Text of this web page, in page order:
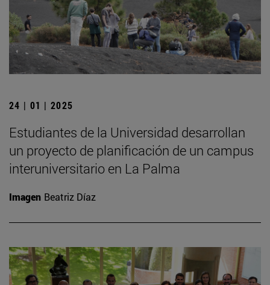
24 | 01 | 2025
Estudiantes de la Universidad desarrollan
un proyecto de planificación de un campus
interuniversitario en La Palma
Imagen Beatriz Díaz